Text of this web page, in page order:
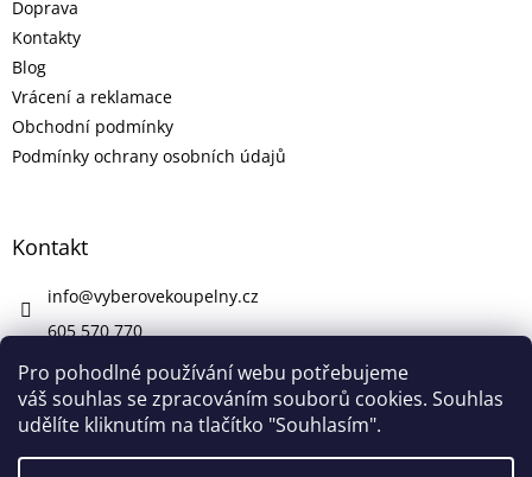
Pro pohodlné používání webu potřebujeme
váš souhlas se zpracováním souborů cookies. Souhlas
udělíte kliknutím na tlačítko "Souhlasím".
Doprava
Kontakty
Blog
Vrácení a reklamace
Obchodní podmínky
Podmínky ochrany osobních údajů
Kontakt
info@vyberovekoupelny.cz
605 570 770
https://www.facebook.com/vyberovekoupelny/